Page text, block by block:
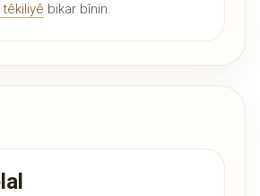
bikar bînin.